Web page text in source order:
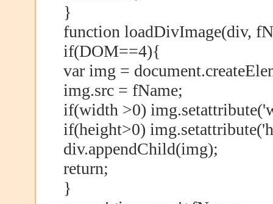
}
function loadDivImage(div,
if(DOM==4){
var img =
img.src = fName;
if(width >0)
if(height>0)
div.appendChild(img);
return;
}